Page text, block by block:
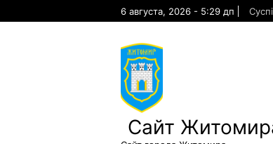
6 августа, 2026 - 5:29 дп
Сайт